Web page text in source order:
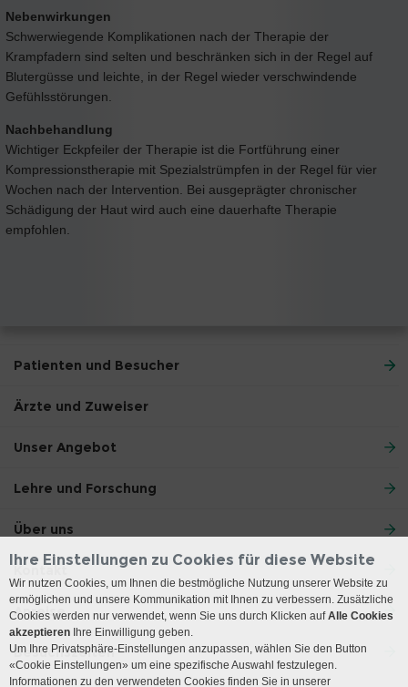
Nebenwirkungen
Schwerwiegende Komplikationen nach der Therapie der
Krampfadern sind selten und beschränken sich in der Regel auf
Blutergüsse und leichte, in der Regel wieder verschwindende
Gefühlsstörungen.
Nachbehandlung
Wichtiger Eckpfeiler der Therapie ist die Fortführung einer
Kompressionstherapie mit Spezialstrümpfen in der Regel für vier
Wochen nach der Intervention. Bei ausgeprägter chronischer
Schädigung der Haut wird auch eine dauerhafte Therapie
empfohlen.
Patienten und Besucher
Ärzte und Zuweiser
Unser Angebot
Lehre und Forschung
Über uns
Kontakt
Anreise
Besuchszeiten
Ihre Einstellungen zu Cookies für diese Website
Wir nutzen Cookies, um Ihnen die bestmögliche Nutzung unserer Website zu
ermöglichen und unsere Kommunikation mit Ihnen zu verbessern. Zusätzliche
Cookies werden nur verwendet, wenn Sie uns durch Klicken aufAlle Cookies
akzeptieren Ihre Einwilligung geben.
Um Ihre Privatsphäre-Einstellungen anzupassen, wählen Sie den Button
«Cookie Einstellungen» um eine spezifische Auswahl festzulegen.
Informationen zu den verwendeten Cookies finden Sie in unserer